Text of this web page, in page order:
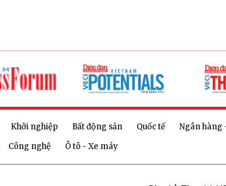
Khởi nghiệp Bất động sản Quốc tế Ngân hàng
Công nghệ
Ô tô - Xe máy